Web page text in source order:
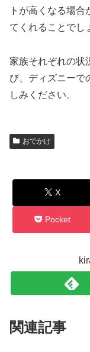
トが高くなる場
てくれることでし
家族それぞれの状
び、ディズニーで
しみください。
おでかけ
X
Pocket
関連記事